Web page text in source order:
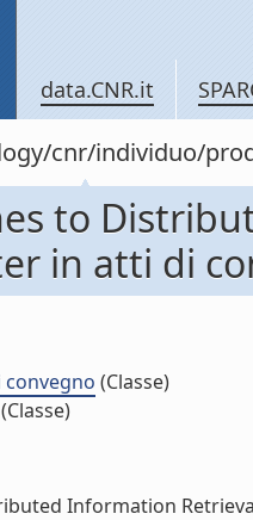
data.CNR.it
cnr/individuo/
to
in atti di
(Classe)
(Classe)
Information